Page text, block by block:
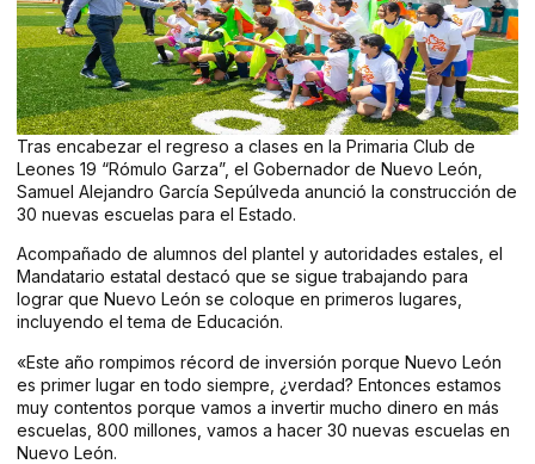
Tras encabezar el regreso a clases en la Primaria Club de
Leones 19 “Rómulo Garza”, el Gobernador de Nuevo León,
Samuel Alejandro García Sepúlveda anunció la construcción de
30 nuevas escuelas para el Estado.
Acompañado de alumnos del plantel y autoridades estales, el
Mandatario estatal destacó que se sigue trabajando para
lograr que Nuevo León se coloque en primeros lugares,
incluyendo el tema de Educación.
«Este año rompimos récord de inversión porque Nuevo León
es primer lugar en todo siempre, ¿verdad? Entonces estamos
muy contentos porque vamos a invertir mucho dinero en más
escuelas, 800 millones, vamos a hacer 30 nuevas escuelas en
Nuevo León.